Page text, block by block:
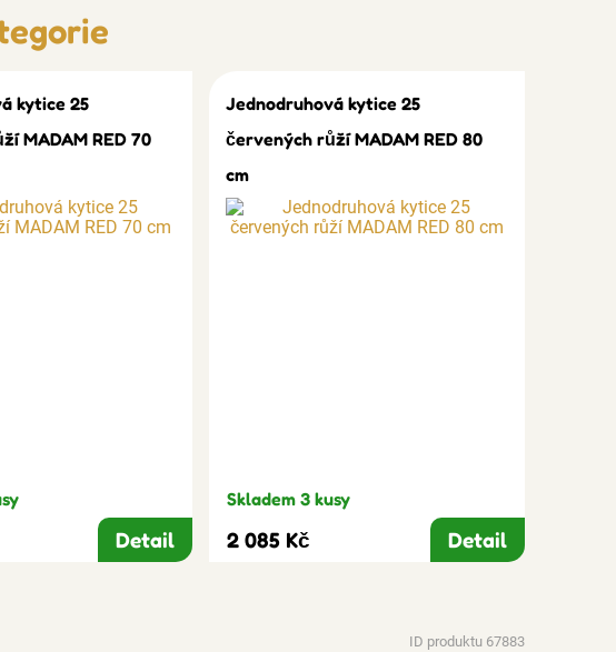
kytice 25
MADAM RED 70
Detail
Jednodruhová kytice 25
červených růží MADAM RED 80
cm
Skladem 3 kusy
2 085 Kč Detail
ID produktu 67883